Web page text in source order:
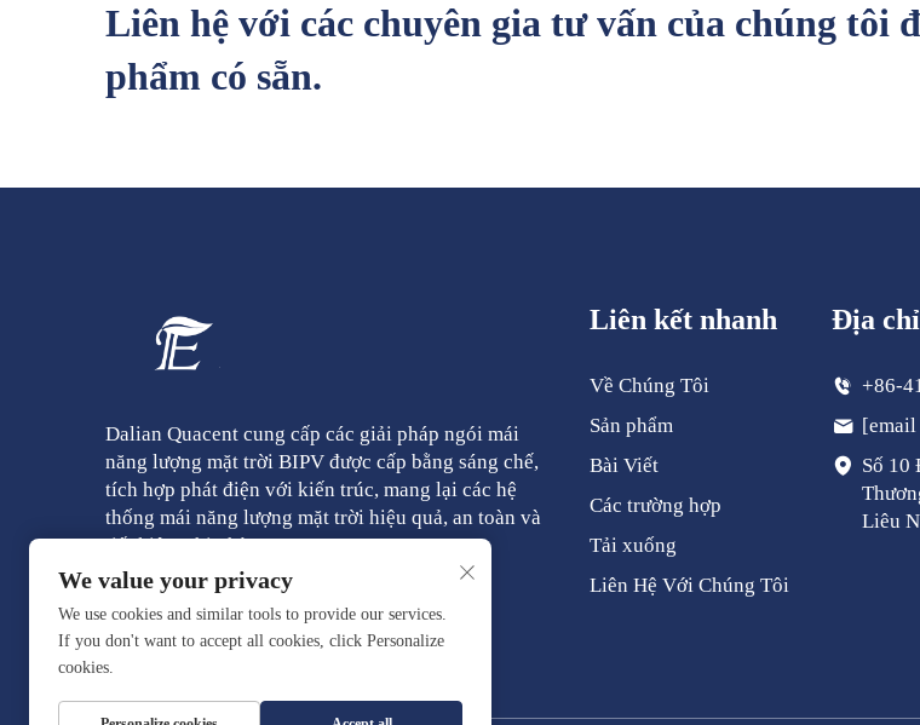
Liên hệ với các chuyên gia tư vấn của chúng tôi
phẩm có sẵn.
Dalian Quacent cung cấp các giải pháp ngói mái
năng lượng mặt trời BIPV được cấp bằng sáng chế,
tích hợp phát điện với kiến trúc, mang lại các hệ
thống mái năng lượng mặt trời hiệu quả, an toàn và
tiết kiệm chi phí.
Liên kết nhanh
Về Chúng Tôi
Sản phẩm
Bài Viết
Các trường hợp
Tải xuống
Liên Hệ Với Chúng Tôi
Địa
+86-
Số 10
Liêu
We value your privacy
We use cookies and similar tools to provide our services.
If you don't want to accept all cookies, click Personalize
cookies.